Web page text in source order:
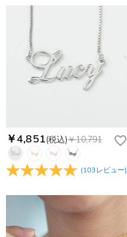
￥4,851(税込)￥10,791
(103レビュー)